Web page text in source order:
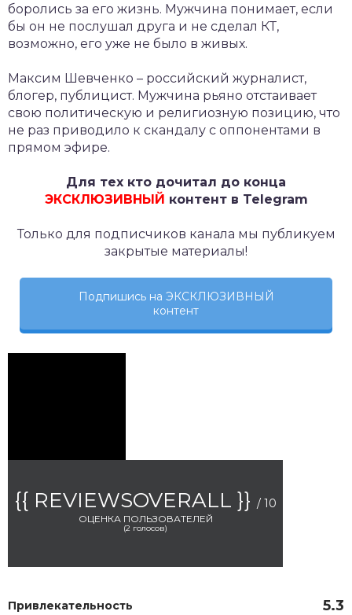
боролись за его жизнь. Мужчина понимает, если
бы он не послушал друга и не сделал КТ,
возможно, его уже не было в живых.
Максим Шевченко – российский журналист,
блогер, публицист. Мужчина рьяно отстаивает
свою политическую и религиозную позицию, что
не раз приводило к скандалу с оппонентами в
прямом эфире.
Для тех кто дочитал до конца
ЭКСКЛЮЗИВНЫЙ контент в Telegram
Только для подписчиков канала мы публикуем
закрытые материалы!
Подпишись на ЭКСКЛЮЗИВНЫЙ
контент
{{ REVIEWSOVERALL }} / 10
ОЦЕНКА ПОЛЬЗОВАТЕЛЕЙ
(2 голосов)
Привлекательность 5.3